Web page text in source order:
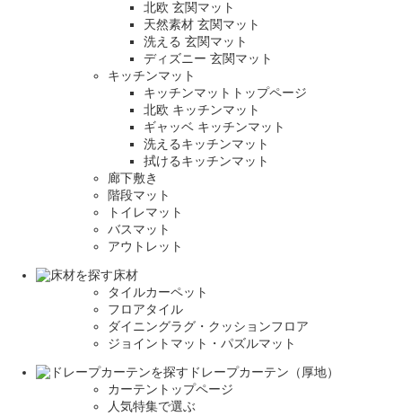
北欧 玄関マット
天然素材 玄関マット
洗える 玄関マット
ディズニー 玄関マット
キッチンマット
キッチンマットトップページ
北欧 キッチンマット
ギャッベ キッチンマット
洗えるキッチンマット
拭けるキッチンマット
廊下敷き
階段マット
トイレマット
バスマット
アウトレット
床材
タイルカーペット
フロアタイル
ダイニングラグ・クッションフロア
ジョイントマット・パズルマット
ドレープカーテン（厚地）
カーテントップページ
人気特集で選ぶ